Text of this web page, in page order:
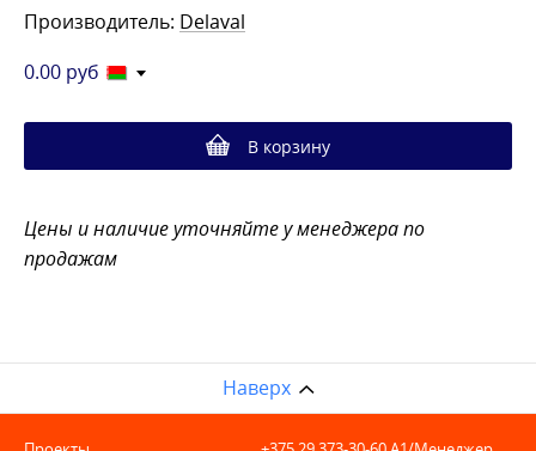
Производитель: Delaval
0.00 руб
В корзину
Цены и наличие уточняйте у менеджера по
продажам
Наверх